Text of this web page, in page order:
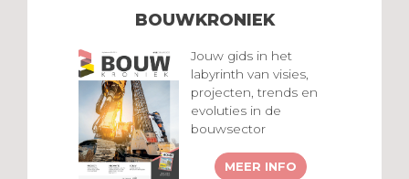
BOUWKRONIEK
Jouw gids in het
labyrinth van visies,
projecten, trends en
evoluties in de
bouwsector
MEER INFO